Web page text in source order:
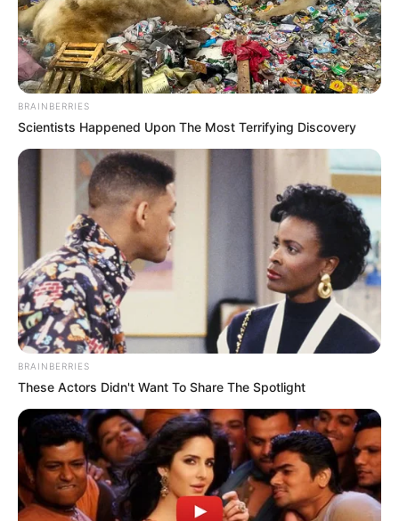
Plus belle la vie, encore plus belle a rassemblé
1,75 million de téléspectateurs en moyenne
entre 14h02 et 14h30, soit 24,3% de part de
marché auprès des personnes âgées de quatre
ans et plus. TF1 a une nouvelle fois confirmé sa
place de leader avec sa fiction culte.
Plus belle la vie, encore
BRAINBERRIES
Scientists Happened Upon The Most Terrifying Discovery
BRAINBERRIES
These Actors Didn't Want To Share The Spotlight